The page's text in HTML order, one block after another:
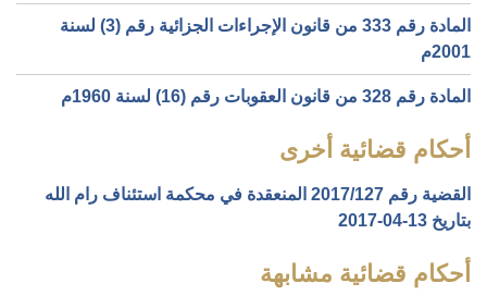
المادة رقم 333 من قانون الإجراءات الجزائية رقم (3) لسنة
2001م
المادة رقم 328 من قانون العقوبات رقم (16) لسنة 1960م
أحكام قضائية أخرى
القضية رقم ‎127‏/‎2017‏ المنعقدة في محكمة استئناف رام الله
بتاريخ ‎2017-04-13‏
أحكام قضائية مشابهة